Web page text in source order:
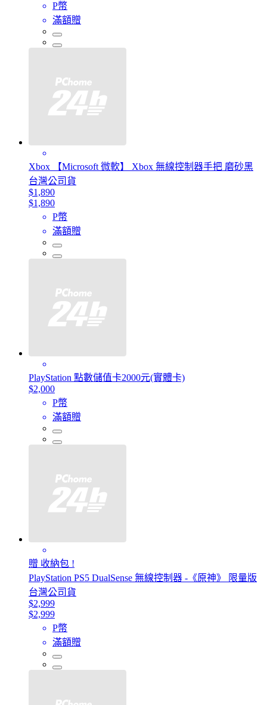
P幣
滿額贈
Xbox 【Microsoft 微軟】 Xbox 無線控制器手把 磨砂黑
台灣公司貨
$1,890
$1,890
P幣
滿額贈
PlayStation 點數儲值卡2000元(實體卡)
$2,000
P幣
滿額贈
贈 收納包 !
PlayStation PS5 DualSense 無線控制器 -《原神》 限量版
台灣公司貨
$2,999
$2,999
P幣
滿額贈